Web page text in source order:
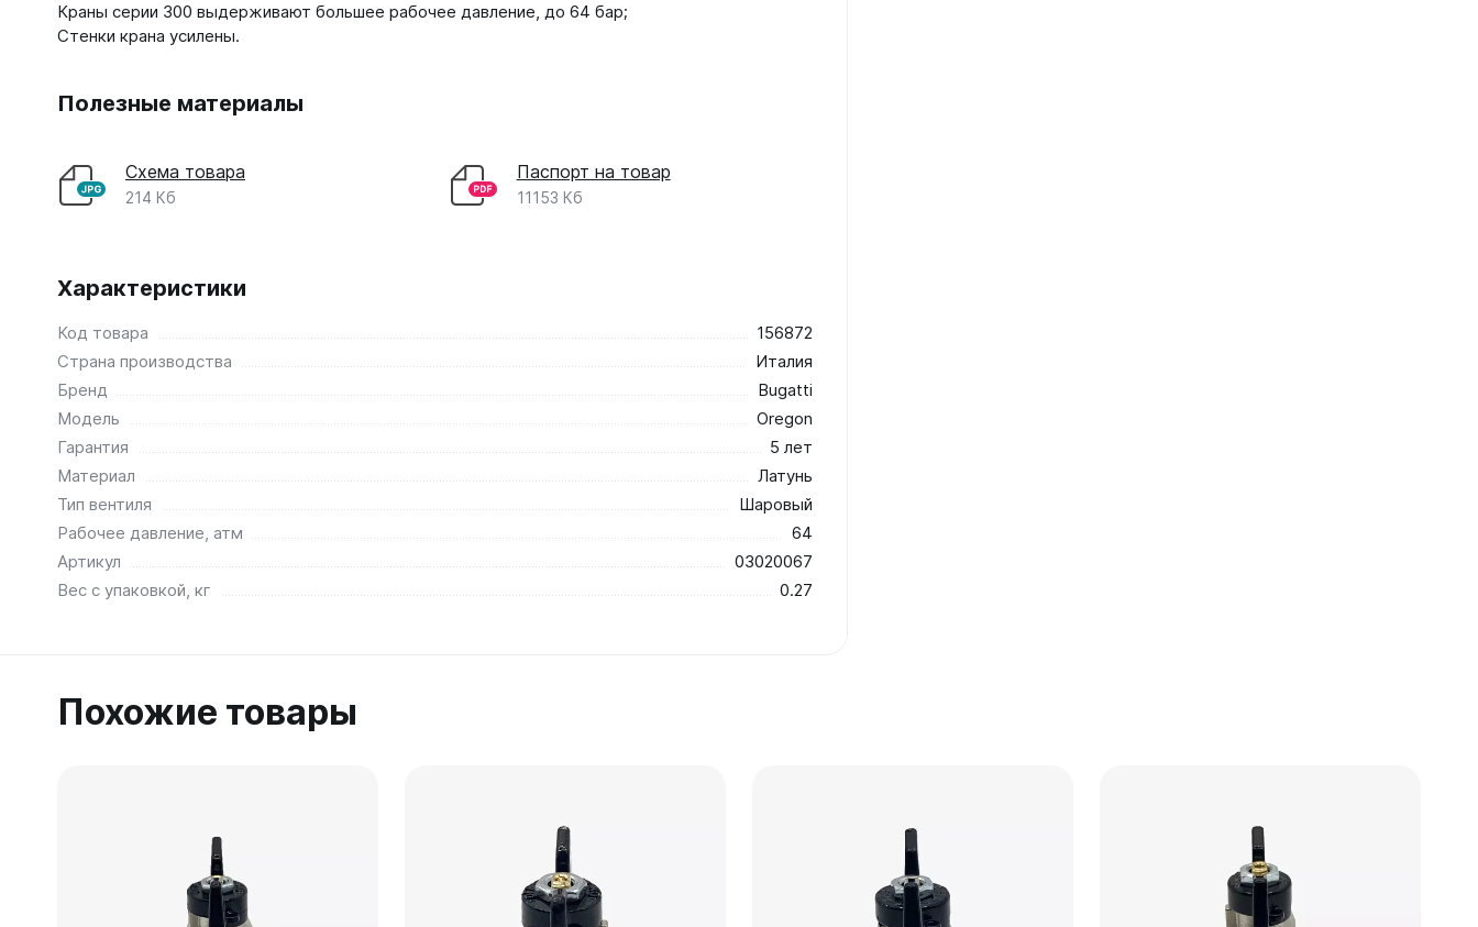
Краны серии 300 выдерживают большее рабочее давление, до 64 бар;
Стенки крана усилены.
Полезные материалы
Схема товара
214 Кб
Паспорт на товар
11153 Кб
Характеристики
Код товара
156872
Страна производства
Италия
Бренд
Bugatti
Модель
Oregon
Гарантия
5 лет
Материал
Латунь
Тип вентиля
Шаровый
Рабочее давление, атм
64
Артикул
03020067
Вес с упаковкой, кг
0.27
Похожие товары